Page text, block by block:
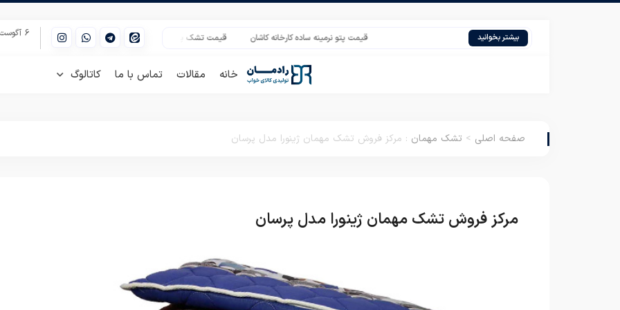
بیشتر بخوانید قیمت پتو نرمینه ساده کارخانه کاشان قیمت تشک پلی استر مسافرتی عمده خرید پتو دونفره گلبافت عمده6 آگوست 2026
خانه مقالات تماس با ما کاتالوگ
صفحه اصلی > تشک مهمان : مرکز فروش تشک مهمان ژینورا مدل پرسان
مرکز فروش تشک مهمان ژینورا مدل پرسان